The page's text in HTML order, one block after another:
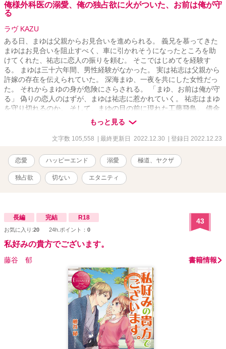
俺様外科医の溺愛、俺の独占欲に火がついた、お前は俺が守
る
ラヴ KAZU
ある日、まゆは父親からお見合いを進められる。 義兄を慕ってきた
まゆはお見合いを阻止すべく、車に引かれそうになったところを助
けてくれた、祐志に恋人の振りを頼む。 そこではじめてを経験す
る。 まゆは三十六年間、男性経験がなかった。 実は祐志は父親から
許嫁の存在を伝えられていた。 深海まゆ、一夜を共にした女性だっ
た。 それからまゆの身が危険にさらされる。 「まゆ、お前は俺が守
る」 偽りの恋人のはずが、まゆは祐志に惹かれていく。 祐志はまゆ
を守り切れるのか。 そして、まゆの目の前に現れた工藤飛鳥。 借金
の取り立てをする工藤組若頭。 「俺の女になれ」 工藤の言葉に首を
縦に振るも、過去のトラウマから身体を重ねることが出来ない。 そ
んなまゆに一目惚れをした工藤飛鳥。 そして、まゆも徐々に工藤の
なるのか。
もっと見る
文字数 105,558 | 最終更新日 2022.12.30 | 登録日 2022.12.23
恋愛 ハッピーエンド 溺愛 極道、ヤクザ
独占欲 切ない エタニティ
長編 完結 R18
お気に入り:20 24h.ポイント： 0
43
私好みの貴方でございます。
藤谷 郁 書籍情報